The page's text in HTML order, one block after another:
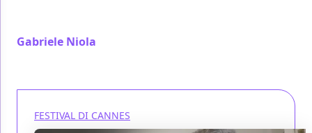
Gabriele Niola
FESTIVAL DI CANNES